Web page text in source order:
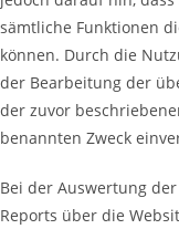
sämtliche Funktionen
können. Durch die
der Bearbeitung der
der zuvor
benannten Zweck
Bei der Auswertung
Reports über die